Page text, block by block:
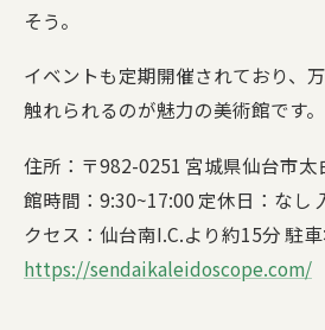
そう。
イベントも定期開催されており、
触れられるのが魅力の美術館です。
住所：〒982-0251 宮城県仙台市太
館時間：9:30~17:00 定休日：なし
クセス：仙台南I.C.より約15分 駐
https://sendaikaleidoscope.com/